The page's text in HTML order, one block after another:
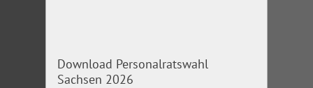
Download Personalratswahl
Sachsen 2026